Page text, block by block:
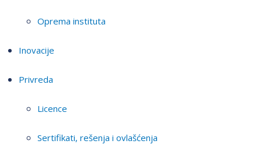
Oprema instituta
Inovacije
Privreda
Licence
Sertifikati, rešenja i ovlašćenja